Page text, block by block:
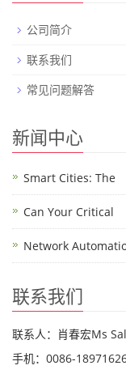
公司简介
联系我们
常见问题解答
新闻中心
Smart Cities: The
Can Your Critical
Network
联系我们
联系人：肖春宏Ms
手机：0086-